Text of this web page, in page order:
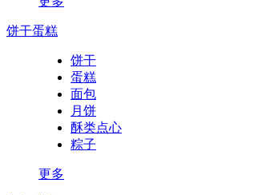
饼干蛋糕
饼干
蛋糕
面包
月饼
酥类点心
粽子
更多